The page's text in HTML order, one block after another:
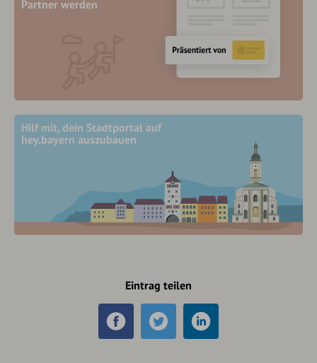
Partner werden
Hilf mit, dein Stadtportal auf
hey.bayern auszubauen
Eintrag teilen